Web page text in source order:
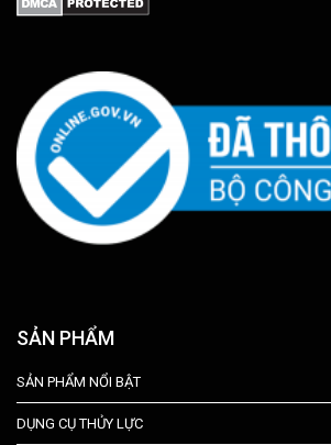
SẢN PHẨM
SẢN PHẨM NỔI BẬT
DỤNG CỤ THỦY LỰC